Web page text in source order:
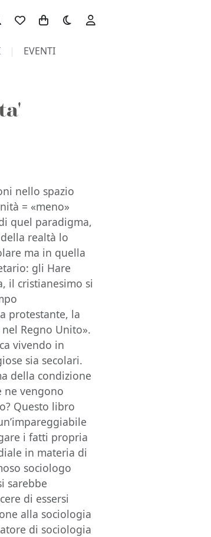
Toggle theme
EVENTI
nello spazio
= «meno»
quel paradigma,
realtà lo
ma in quella
gli Hare
il cristianesimo si
protestante, la
Regno Unito».
vivendo in
sia secolari.
della condizione
ne vengono
Questo libro
i fatti propria
in materia di
sociologo
sarebbe
di essersi
alla sociologia
di sociologia